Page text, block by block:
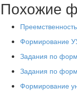
-
2-осуществляет
Похожие
Формирование
Задания по
Задания по
Формирование